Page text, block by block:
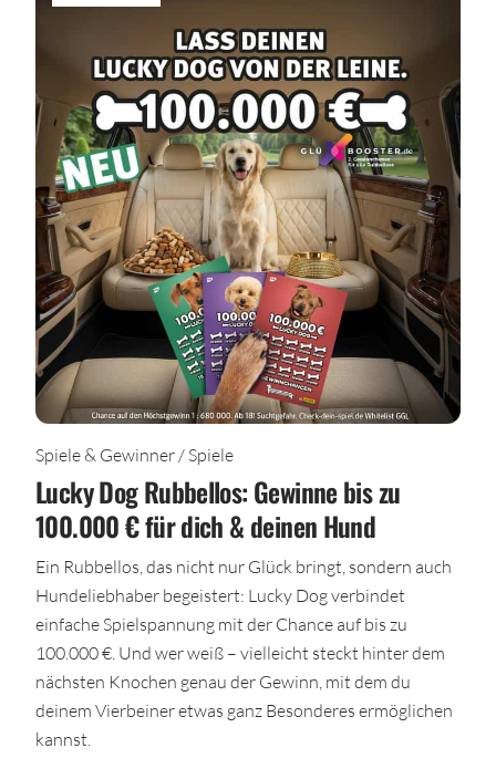
Spiele & Gewinner / Spiele
Lucky Dog Rubbellos: Gewinne bis zu
100.000 € für dich & deinen Hund
Ein Rubbellos, das nicht nur Glück bringt, sondern auch
Hundeliebhaber begeistert: Lucky Dog verbindet
einfache Spielspannung mit der Chance auf bis zu
100.000 €. Und wer weiß – vielleicht steckt hinter dem
nächsten Knochen genau der Gewinn, mit dem du
deinem Vierbeiner etwas ganz Besonderes ermöglichen
kannst.